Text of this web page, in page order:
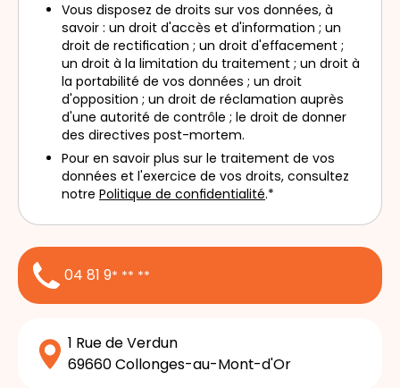
Vous disposez de droits sur vos données, à
savoir : un droit d'accès et d'information ; un
droit de rectification ; un droit d'effacement ;
un droit à la limitation du traitement ; un droit à
la portabilité de vos données ; un droit
d'opposition ; un droit de réclamation auprès
d'une autorité de contrôle ; le droit de donner
des directives post-mortem.
Pour en savoir plus sur le traitement de vos
données et l'exercice de vos droits, consultez
notre Politique de confidentialité.*
04 81 9* ** **
1 Rue de Verdun
69660Collonges-au-Mont-d'Or